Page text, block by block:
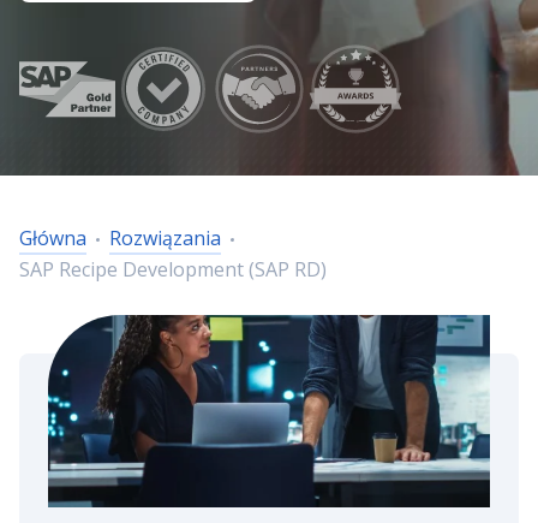
Główna
Rozwiązania
SAP Recipe Development (SAP RD)